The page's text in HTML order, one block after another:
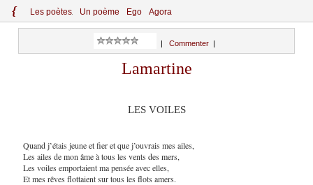
{ Les poètes Un poème Ego Agora
Commenter
Lamartine
LES VOILES
Quand j’étais jeune et fier et que j’ouvrais mes ailes,
Les ailes de mon âme à tous les vents des mers,
Les voiles emportaient ma pensée avec elles,
Et mes rêves flottaient sur tous les flots amers.